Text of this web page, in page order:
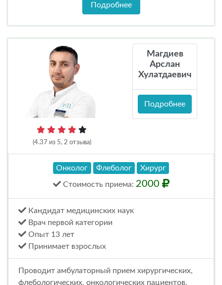
Подробнее
(4.37 из 5, 2 отзыва)
Магдиев
Арслан
Хулатдаевич
Подробнее
Онколог Флеболог Хирург
Стоимость приема: 2000
Кандидат медицинских наук
Врач первой категории
Опыт 13 лет
Принимает взрослых
Проводит амбулаторный прием хирургических,
флебологических, онкологических пациентов.